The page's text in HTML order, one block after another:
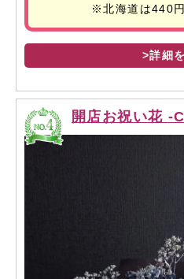
※北海道は440円
>詳細
開店お祝い花 -